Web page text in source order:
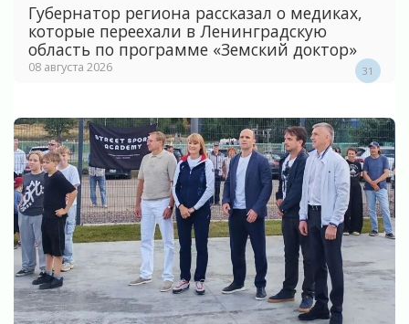
Губернатор региона рассказал о медиках,
которые переехали в Ленинградскую
область по программе «Земский доктор»
08 августа 2026 31